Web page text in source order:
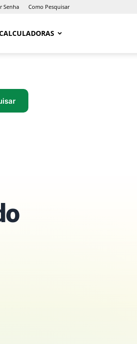
Senha Como Pesquisar